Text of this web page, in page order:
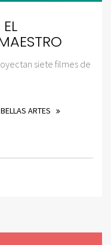
siete filmes de
ARTES